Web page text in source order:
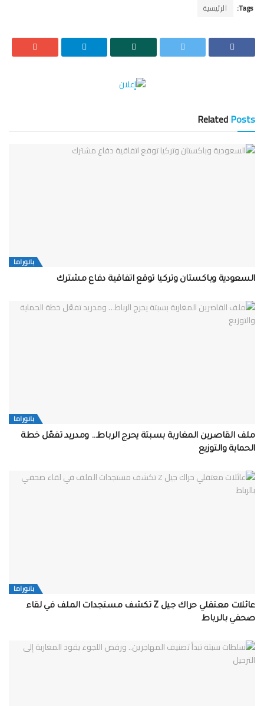
Tags: الرئيسية
RelatedPosts
بانوراما
السعودية وباكستان وتركيا توقع اتفاقية دفاع مشترك
بانوراما
ملف القاصرين المغاربة بسبتة يحرج الرباط… ومدريد تفعّل خطة
الحماية والتوزيع
بانوراما
عائلات معتقلي حراك جيل Z تكشف مستجدات الملف في لقاء
صحفي بالرباط